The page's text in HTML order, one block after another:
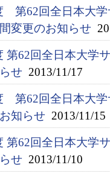
第62回全日本大
変更のお知らせ
第62回全日本大学
せ 2013/11/17
第62回全日本大
知らせ 2013/11/15
第62回全日本大学
せ 2013/11/10